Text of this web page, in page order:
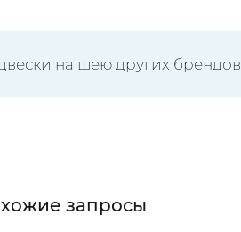
на шею других брендов
запросы